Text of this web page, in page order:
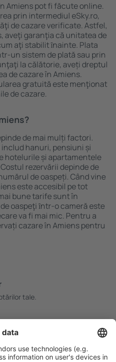
Amiens pot fi făcute online.
prin intermediul eSky.ro,
de cazare verificate. Astfel,
aveţi garanţia că unitatea de
aţi stabilit ȋnainte. Plata
un sistem de plată sau prin
la călătorie, aveți dreptul
de cazare în Amiens.
gratuită este menţionat
de cazare.
de mai mulți factori.
hanuri, pensiuni și
hotelurile și apartamentele
rezervării depinde de
de oaspeți. Când vine
este accesibil pe tot
bune tarife sunt în
oaspeţi ȋntr-o cameră este
va fi mai mic. Pentru a
cazare în Amiens pentru
tale.
gratuită de anulare.